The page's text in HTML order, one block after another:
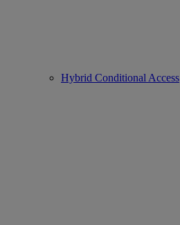
Hybrid Conditional Access